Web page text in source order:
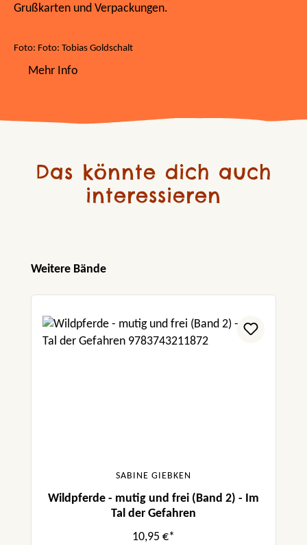
Grußkarten und Verpackungen.
Foto: Foto: Tobias Goldschalt
Mehr Info
Das könnte dich auch
interessieren
Produktgalerie überspringen
Weitere Bände
SABINE GIEBKEN
Wildpferde - mutig und frei (Band 2) - Im
Tal der Gefahren
10,95 €*